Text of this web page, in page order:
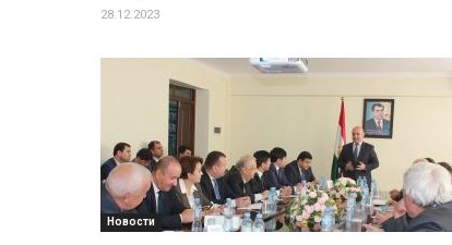
28.12.2023
Новости